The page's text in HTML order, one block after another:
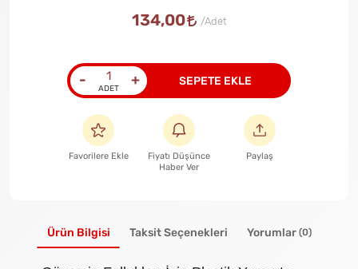
134,00
- + SEPETE EKLE
Favorilere Ekle
Fiyatı Düşünce
Haber Ver
Paylaş
Ürün Bilgisi Taksit Seçenekleri Yorumlar (0)